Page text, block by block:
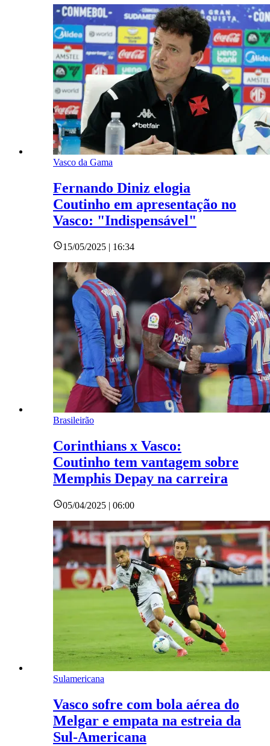
Vasco da Gama
Fernando Diniz elogia
Coutinho em apresentação no
Vasco: "Indispensável"
15/05/2025 | 16:34
Brasileirão
Corinthians x Vasco:
Coutinho tem vantagem sobre
Memphis Depay na carreira
05/04/2025 | 06:00
Sulamericana
Vasco sofre com bola aérea do
Melgar e empata na estreia da
Sul-Americana